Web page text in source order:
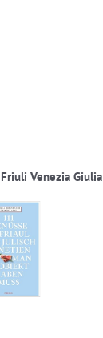
Venezia Giulia